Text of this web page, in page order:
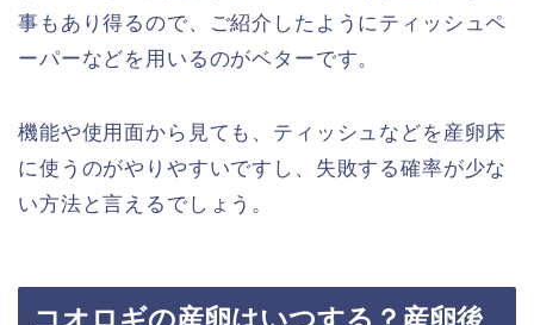
事もあり得るので、ご紹介したようにティッシュペ
ーパーなどを用いるのがベターです。
機能や使用面から見ても、ティッシュなどを産卵床
に使うのがやりやすいですし、失敗する確率が少な
い方法と言えるでしょう。